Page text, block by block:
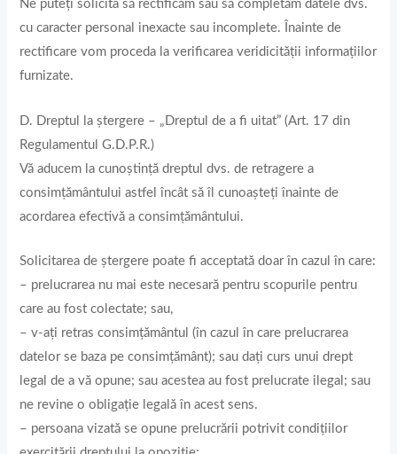
Ne puteți solicita să rectificăm sau să completăm datele dvs.
cu caracter personal inexacte sau incomplete. Înainte de
rectificare vom proceda la verificarea veridicității informațiilor
furnizate.
D. Dreptul la ștergere – „Dreptul de a fi uitat” (Art. 17 din
Regulamentul G.D.P.R.)
Vă aducem la cunoștință dreptul dvs. de retragere a
consimțământului astfel încât să îl cunoașteți înainte de
acordarea efectivă a consimțământului.
Solicitarea de ștergere poate fi acceptată doar în cazul în care:
– prelucrarea nu mai este necesară pentru scopurile pentru
care au fost colectate; sau,
– v-ați retras consimțământul (în cazul în care prelucrarea
datelor se baza pe consimțământ); sau dați curs unui drept
legal de a vă opune; sau acestea au fost prelucrate ilegal; sau
ne revine o obligație legală în acest sens.
– persoana vizată se opune prelucrării potrivit condițiilor